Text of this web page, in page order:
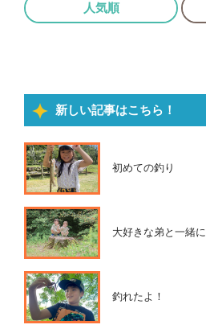
人気順
新しい記事はこちら！
初めての釣り
大好きな弟と一緒に
釣れたよ！